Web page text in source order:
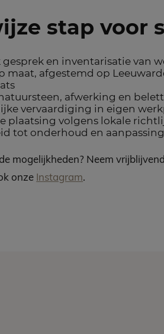
stap voor
gesprek en inventarisatie van
maat, afgestemd op
afwerking en
vervaardiging in eigen
plaatsing volgens lokale
tot onderhoud en
mogelijkheden? Neem vrijblijvend
onze Instagram.